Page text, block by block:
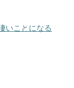
いことになる